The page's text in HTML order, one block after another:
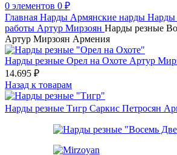
0 элементов 0 ₽
Главная Нарды Армянские нарды Нарды
работы Артур Мирзоян Нарды резные
Артур Мирзоян Армения
Нарды резные Орел на Охоте Артур
14.695 ₽
Назад к товарам
Нарды резные Тигр Саркис Петросян